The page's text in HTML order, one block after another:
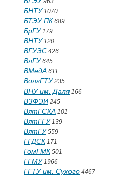
БНТУ1070
БТЭУ ПК 689
БрГУ179
ВНТУ120
ВГУЭС 426
ВлГУ645
ВМедА 611
ВолгГТУ235
ВНУ им. Даля166
ВЗФЭИ 245
ВятГСХА 101
ВятГГУ139
ВятГУ559
ГГДСК 171
ГомГМК 501
ГГМУ1966
ГГТУ им. Сухого 4467